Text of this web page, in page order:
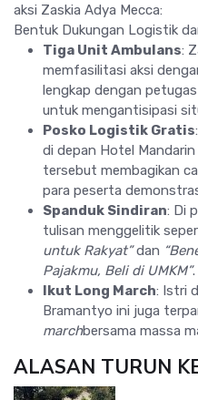
aksi Zaskia Adya Mecca:
Bentuk Dukungan Logistik
Tiga Unit Ambulans:
memfasilitasi aksi
lengkap dengan
untuk mengantisipasi
Posko Logistik Gratis
di depan Hotel
tersebut membagikan
para peserta
Spanduk Sindiran: Di
tulisan menggelitik
untuk Rakyat”dan
Pajakmu, Beli di UMKM”.
Ikut Long March: Istri
Bramantyo ini juga
marchbersama massa
ALASAN TURUN